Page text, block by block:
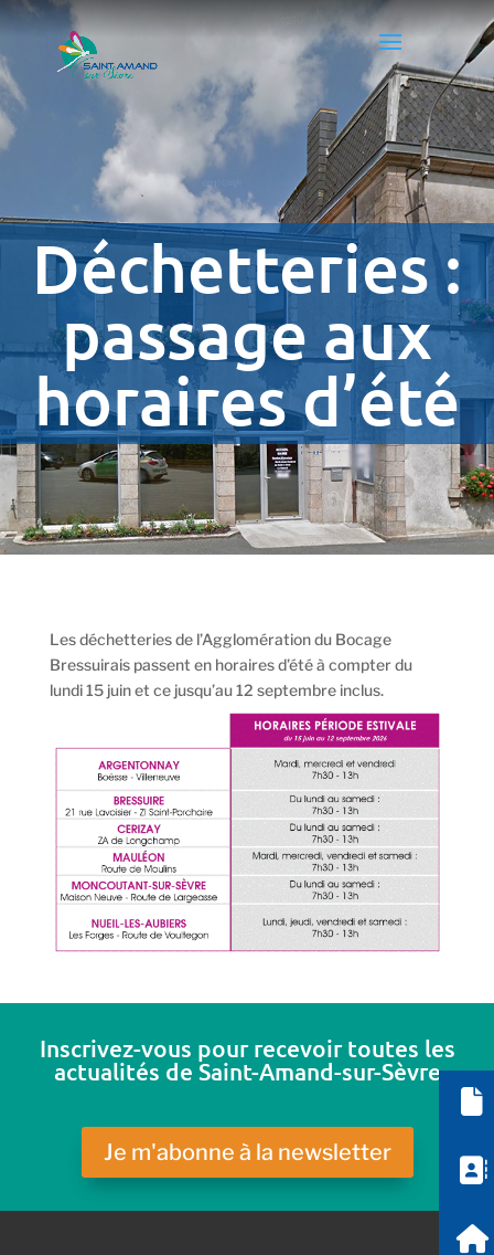
Déchetteries :
passage aux
horaires d’été
Les déchetteries de l’Agglomération du Bocage
Bressuirais passent en horaires d’été à compter du
lundi 15 juin et ce jusqu’au 12 septembre inclus.
Inscrivez-vous pour recevoir toutes les
actualités de Saint-Amand-sur-Sèvre
Je m'abonne à la newsletter